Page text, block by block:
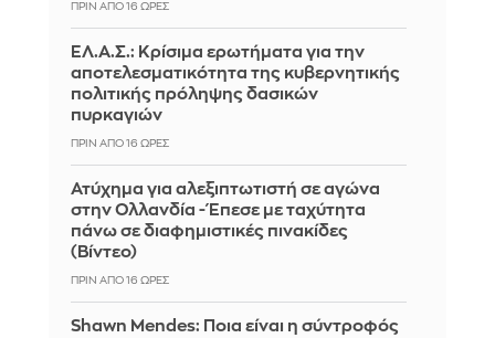
ΠΡΙΝ ΑΠΌ 16 ΏΡΕΣ
ΕΛ.Α.Σ.: Κρίσιμα ερωτήματα για την
αποτελεσματικότητα της κυβερνητικής
πολιτικής πρόληψης δασικών
πυρκαγιών
ΠΡΙΝ ΑΠΌ 16 ΏΡΕΣ
Ατύχημα για αλεξιπτωτιστή σε αγώνα
στην Ολλανδία - Έπεσε με ταχύτητα
πάνω σε διαφημιστικές πινακίδες
(Βίντεο)
ΠΡΙΝ ΑΠΌ 16 ΏΡΕΣ
Shawn Mendes: Ποια είναι η σύντροφός